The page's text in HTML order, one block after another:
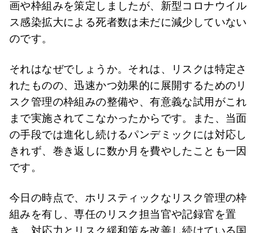
画や枠組みを策定しましたが、新型コロナウイル
ス感染拡大による死者数は未だに減少していない
のです。
それはなぜでしょうか。それは、リスクは特定さ
れたものの、迅速かつ効果的に展開するためのリ
スク管理の枠組みの整備や、有意義な試用がこれ
まで実施されてこなかったからです。また、当面
の手段では進化し続けるパンデミックには対応し
きれず、巻き返しに数か月を費やしたことも一因
です。
今日の時点で、ホリスティックなリスク管理の枠
組みを有し、専任のリスク担当官や記録官を置